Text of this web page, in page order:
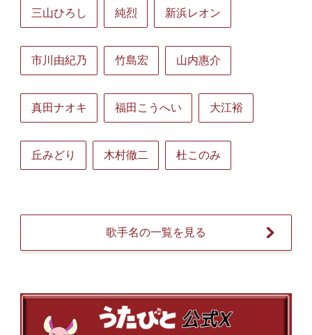
三山ひろし 純烈 新浜レオン
市川由紀乃 竹島宏 山内惠介
真田ナオキ 福田こうへい 大江裕
丘みどり 木村徹二 杜このみ
歌手名の一覧を見る